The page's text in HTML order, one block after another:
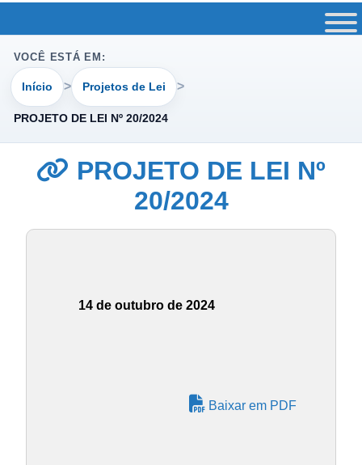
VOCÊ ESTÁ EM:
Início Projetos de Lei
PROJETO DE LEI Nº 20/2024
PROJETO DE LEI Nº
20/2024
14 de outubro de 2024
Baixar em PDF